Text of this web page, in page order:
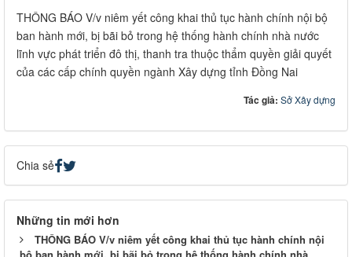
THÔNG BÁO V/v niêm yết công khai thủ tục hành chính nội bộ
ban hành mới, bị bãi bỏ trong hệ thống hành chính nhà nước
lĩnh vực phát triển đô thị, thanh tra thuộc thẩm quyền giải quyết
của các cấp chính quyền ngành Xây dựng tỉnh Đồng Nai
Tác giả: Sở Xây dựng
Chia sẻ
Những tin mới hơn
THÔNG BÁO V/v niêm yết công khai thủ tục hành chính nội